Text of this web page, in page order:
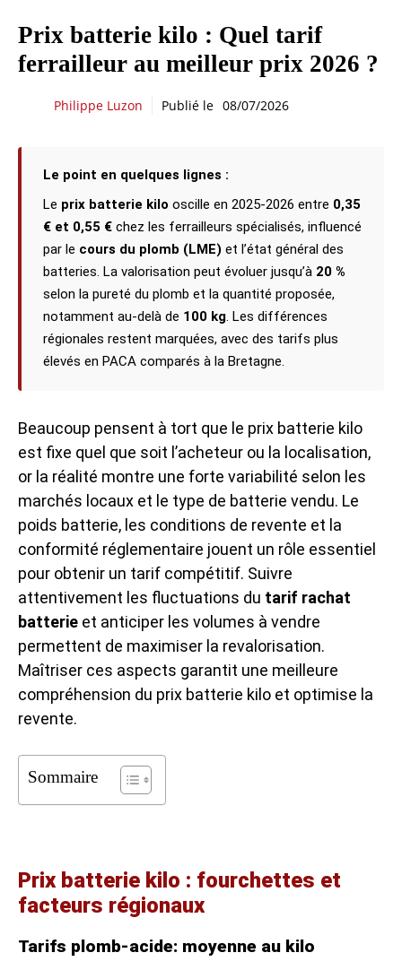
Prix batterie kilo : Quel tarif
ferrailleur au meilleur prix 2026 ?
Philippe Luzon Publié le 08/07/2026
Le point en quelques lignes :
Le prix batterie kilo oscille en 2025-2026 entre 0,35
€ et 0,55 € chez les ferrailleurs spécialisés, influencé
par le cours du plomb (LME) et l’état général des
batteries. La valorisation peut évoluer jusqu’à 20 %
selon la pureté du plomb et la quantité proposée,
notamment au-delà de 100 kg. Les différences
régionales restent marquées, avec des tarifs plus
élevés en PACA comparés à la Bretagne.
Beaucoup pensent à tort que le prix batterie kilo
est fixe quel que soit l’acheteur ou la localisation,
or la réalité montre une forte variabilité selon les
marchés locaux et le type de batterie vendu. Le
poids batterie, les conditions de revente et la
conformité réglementaire jouent un rôle essentiel
pour obtenir un tarif compétitif. Suivre
attentivement les fluctuations du tarif rachat
batterie et anticiper les volumes à vendre
permettent de maximiser la revalorisation.
Maîtriser ces aspects garantit une meilleure
compréhension du prix batterie kilo et optimise la
revente.
Sommaire
Prix batterie kilo : fourchettes et
facteurs régionaux
Tarifs plomb-acide: moyenne au kilo